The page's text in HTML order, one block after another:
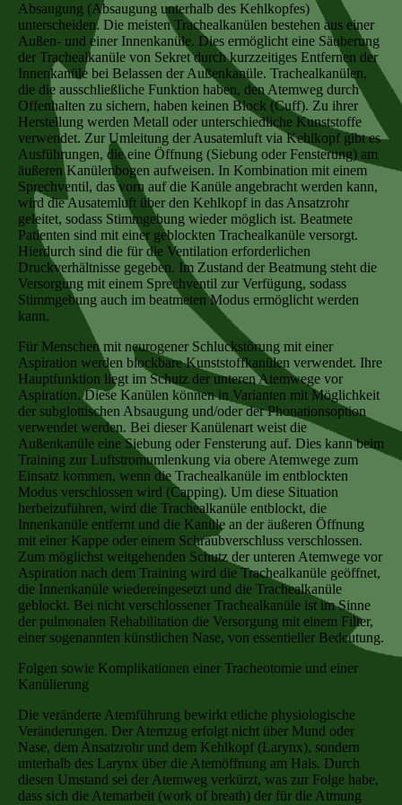
Absaugung (Absaugung unterhalb des Kehlkopfes)
unterscheiden. Die meisten Trachealkanülen bestehen aus einer
Außen- und einer Innenkanüle. Dies ermöglicht eine Säuberung
der Trachealkanüle von Sekret durch kurzzeitiges Entfernen der
Innenkanüle bei Belassen der Außenkanüle. Trachealkanülen,
die die ausschließliche Funktion haben, den Atemweg durch
Offenhalten zu sichern, haben keinen Block (Cuff). Zu ihrer
Herstellung werden Metall oder unterschiedliche Kunststoffe
verwendet. Zur Umleitung der Ausatemluft via Kehlkopf gibt es
Ausführungen, die eine Öffnung (Siebung oder Fensterung) am
äußeren Kanülenbogen aufweisen. In Kombination mit einem
Sprechventil, das vorn auf die Kanüle angebracht werden kann,
wird die Ausatemluft über den Kehlkopf in das Ansatzrohr
geleitet, sodass Stimmgebung wieder möglich ist. Beatmete
Patienten sind mit einer geblockten Trachealkanüle versorgt.
Hierdurch sind die für die Ventilation erforderlichen
Druckverhältnisse gegeben. Im Zustand der Beatmung steht die
Versorgung mit einem Sprechventil zur Verfügung, sodass
Stimmgebung auch im beatmeten Modus ermöglicht werden
kann.
Für Menschen mit neurogener Schluckstörung mit einer
Aspiration werden blockbare Kunststoffkanülen verwendet. Ihre
Hauptfunktion liegt im Schutz der unteren Atemwege vor
Aspiration. Diese Kanülen können in Varianten mit Möglichkeit
der subglottischen Absaugung und/oder der Phonationsoption
verwendet werden. Bei dieser Kanülenart weist die
Außenkanüle eine Siebung oder Fensterung auf. Dies kann beim
Training zur Luftstromumlenkung via obere Atemwege zum
Einsatz kommen, wenn die Trachealkanüle im entblockten
Modus verschlossen wird (Capping). Um diese Situation
herbeizuführen, wird die Trachealkanüle entblockt, die
Innenkanüle entfernt und die Kanüle an der äußeren Öffnung
mit einer Kappe oder einem Schraubverschluss verschlossen.
Zum möglichst weitgehenden Schutz der unteren Atemwege vor
Aspiration nach dem Training wird die Trachealkanüle geöffnet,
die Innenkanüle wiedereingesetzt und die Trachealkanüle
geblockt. Bei nicht verschlossener Trachealkanüle ist im Sinne
der pulmonalen Rehabilitation die Versorgung mit einem Filter,
einer sogenannten künstlichen Nase, von essentieller Bedeutung.
Folgen sowie Komplikationen einer Tracheotomie und einer
Kanülierung
Die veränderte Atemführung bewirkt etliche physiologische
Veränderungen. Der Atemzug erfolgt nicht über Mund oder
Nase, dem Ansatzrohr und dem Kehlkopf (Larynx), sondern
unterhalb des Larynx über die Atemöffnung am Hals. Durch
diesen Umstand sei der Atemweg verkürzt, was zur Folge habe,
dass sich die Atemarbeit (work of breath) der für die Atmung